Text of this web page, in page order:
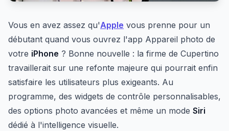
Vous en avez assez qu'Apple vous prenne pour un
débutant quand vous ouvrez l'app Appareil photo de
votre iPhone ? Bonne nouvelle : la firme de Cupertino
travaillerait sur une refonte majeure qui pourrait enfin
satisfaire les utilisateurs plus exigeants. Au
programme, des widgets de contrôle personnalisables,
des options photo avancées et même un mode Siri
dédié à l'intelligence visuelle.